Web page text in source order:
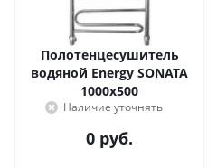
Полотенцесушитель
водяной Energy SONATA
1000x500
Наличие уточнять
0 руб.